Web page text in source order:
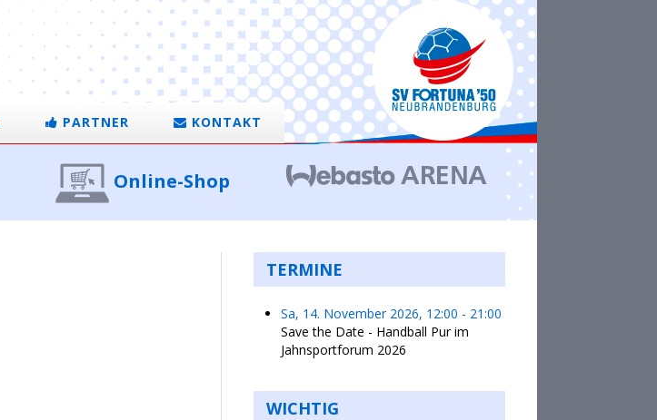
PARTNER KONTAKT
Online-Shop
TERMINE
Sa, 14. November 2026, 12:00 - 21:00
Save the Date - Handball Pur im
Jahnsportforum 2026
WICHTIG